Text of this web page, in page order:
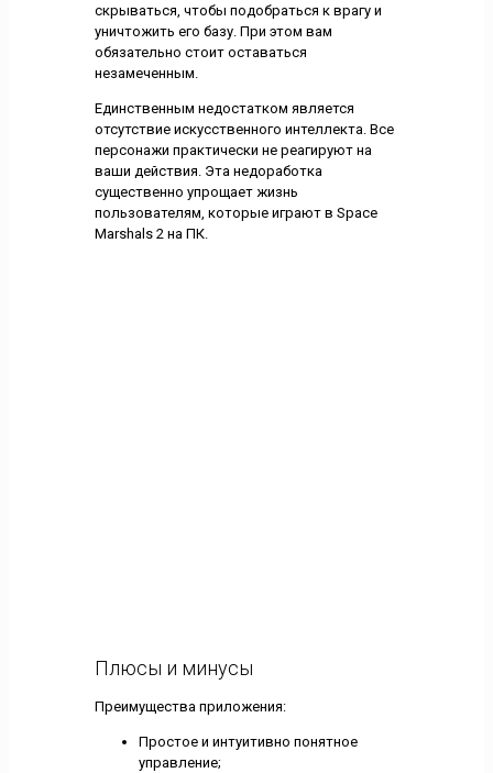
скрываться, чтобы подобраться к врагу и
уничтожить его базу. При этом вам
обязательно стоит оставаться
незамеченным.
Единственным недостатком является
отсутствие искусственного интеллекта. Все
персонажи практически не реагируют на
ваши действия. Эта недоработка
существенно упрощает жизнь
пользователям, которые играют в Space
Marshals 2 на ПК.
Плюсы и минусы
Преимущества приложения:
Простое и интуитивно понятное
управление;